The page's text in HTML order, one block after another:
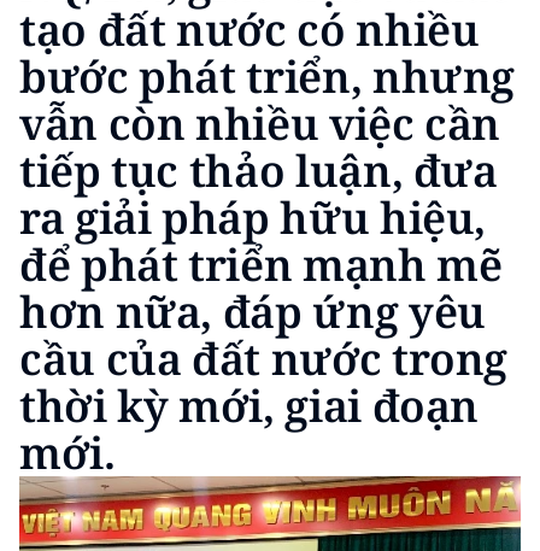
TIN MỚI
TIN ĐỊA PHƯƠNG
Trung du và miền núi phía Bắc
Đồng bằng sông Hồng
Bắc Trung Bộ
Duyên hải Nam Trung Bộ và Tây
Nguyên
Đông Nam Bộ
Đồng bằng sông Cửu Long
Chuyên trang Hà Nội
Chuyên trang TP. Hồ Chí Minh
tạo đất nước có nhiều
bước phát triển, nhưng
vẫn còn nhiều việc cần
tiếp tục thảo luận, đưa
ra giải pháp hữu hiệu,
để phát triển mạnh mẽ
hơn nữa, đáp ứng yêu
cầu của đất nước trong
thời kỳ mới, giai đoạn
mới.